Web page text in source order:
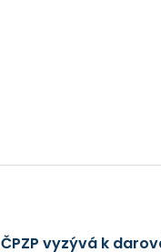
ČPZP vyzývá k